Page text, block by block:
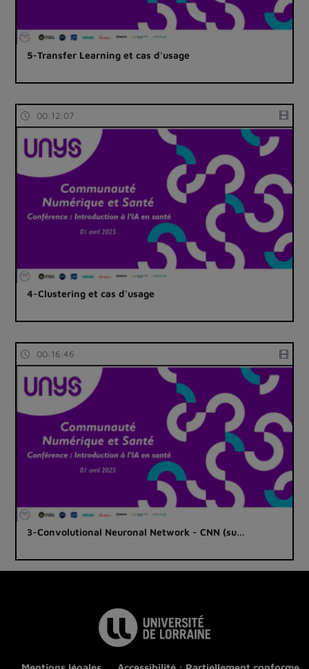
5-Transfer Learning et cas d'usage
00:12:07
4-Clustering et cas d'usage
00:16:46
3-Convolutional Neuronal Network - CNN (su…